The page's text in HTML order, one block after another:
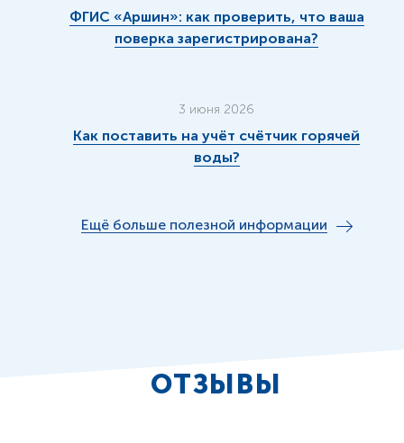
ФГИС «Аршин»: как проверить, что ваша
поверка зарегистрирована?
3 июня 2026
Как поставить на учёт счётчик горячей
воды?
Ещё больше полезной информации
ОТЗЫВЫ